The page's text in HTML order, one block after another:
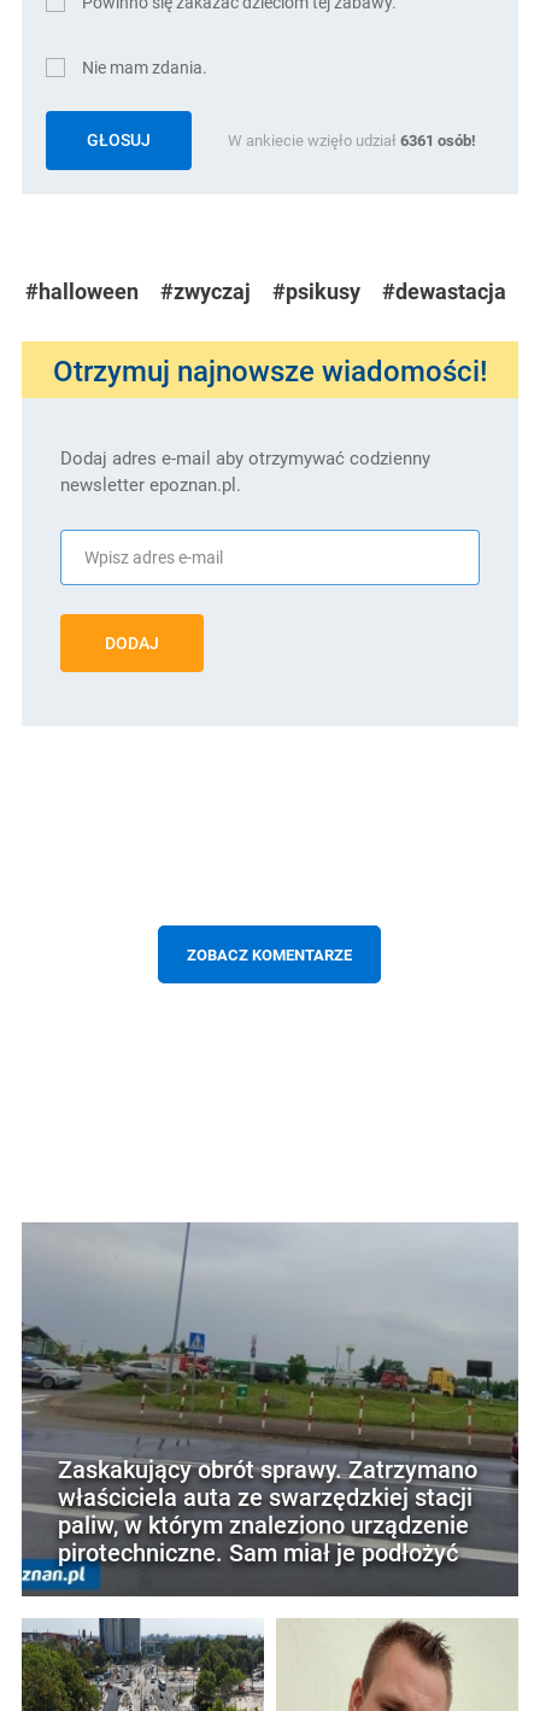
Nie mam zdania.
GŁOSUJ W ankiecie wzięło udział6361 osób!
#halloween #zwyczaj #psikusy #dewastacja
Otrzymuj najnowsze wiadomości!
Dodaj adres e-mail aby otrzymywać codzienny
newsletter epoznan.pl.
DODAJ
ZOBACZ KOMENTARZE
Zaskakujący obrót sprawy. Zatrzymano
właściciela auta ze swarzędzkiej stacji
paliw, w którym znaleziono urządzenie
pirotechniczne. Sam miał je podłożyć